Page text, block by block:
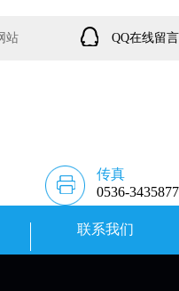
站 QQ在线留言
传真
0536-3435877
联系我们